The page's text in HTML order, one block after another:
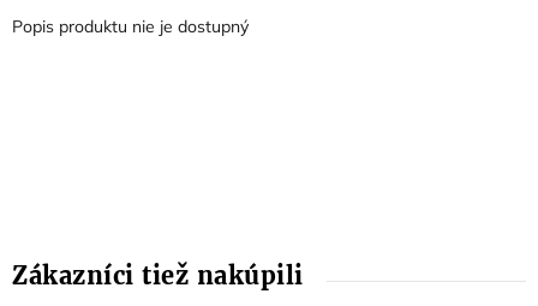
Popis produktu nie je dostupný